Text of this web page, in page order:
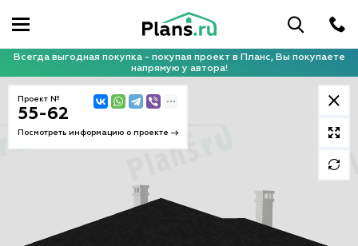
Всегда выгодная покупка - покупая проект в Планс, Вы покупаете
напрямую у автора!
Проект №
55-62
Посмотреть информацию о проекте